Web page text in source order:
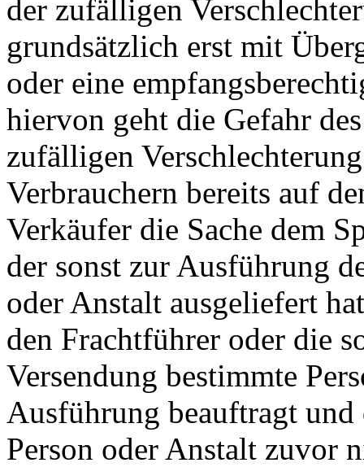
der zufälligen
grundsätzlich erst mit
oder eine
hiervon geht die Gefahr
zufälligen
Verbrauchern bereits auf
Verkäufer die Sache dem
der sonst zur Ausführung
oder Anstalt ausgeliefert
den Frachtführer oder die
Versendung bestimmte
Ausführung beauftragt und
Person oder Anstalt zuvor